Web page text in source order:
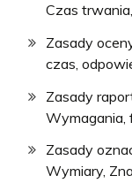
Czas
Zasady
czas,
Zasady
Wymagania,
Zasady
Wymiary,